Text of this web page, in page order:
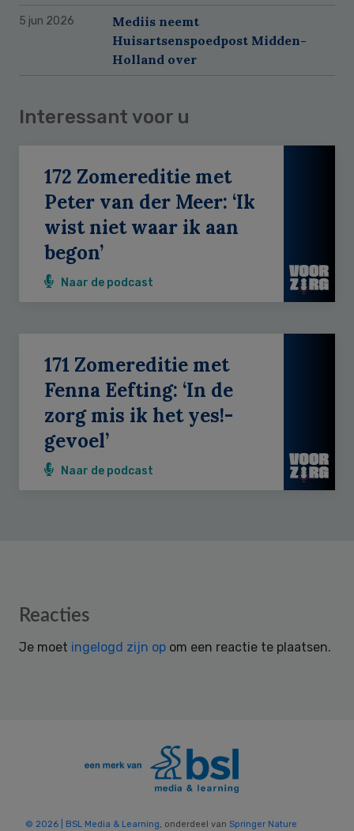
5 jun 2026
Mediis neemt
Huisartsenspoedpost Midden-
Holland over
Interessant voor u
172 Zomereditie met
Peter van der Meer: ‘Ik
wist niet waar ik aan
begon’
Naar de podcast
171 Zomereditie met
Fenna Eefting: ‘In de
zorg mis ik het yes!-
gevoel’
Naar de podcast
Reader
Reacties
Je moet ingelogd zijn op om een reactie te plaatsen.
© 2026 | BSL Media & Learning, onderdeel van Springer Nature